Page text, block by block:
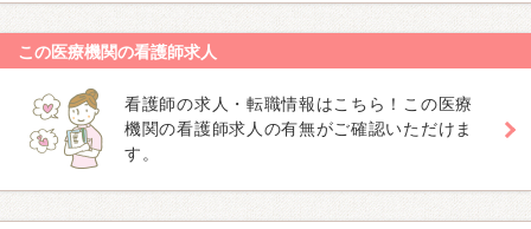
この医療機関の看護師求人
看護師の求人・転職情報はこちら！この医療
機関の看護師求人の有無がご確認いただけま
す。